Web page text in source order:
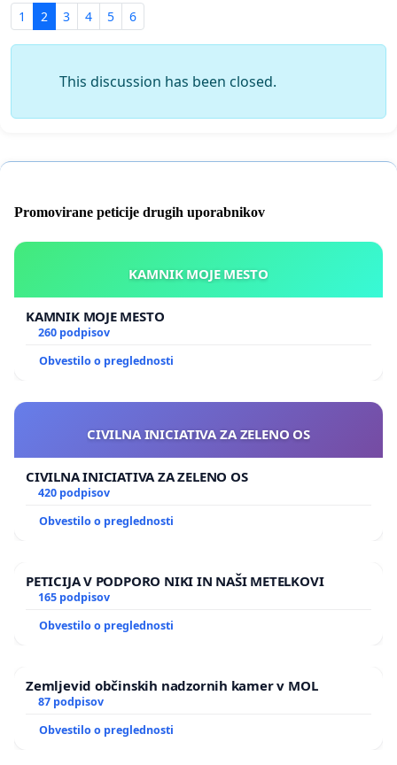
1 2 3 4 5 6
This discussion has been closed.
Promovirane peticije drugih uporabnikov
KAMNIK MOJE MESTO
KAMNIK MOJE MESTO
260 podpisov
Obvestilo o preglednosti
CIVILNA INICIATIVA ZA ZELENO OS
CIVILNA INICIATIVA ZA ZELENO OS
420 podpisov
Obvestilo o preglednosti
PETICIJA V PODPORO NIKI IN NAŠI METELKOVI
165 podpisov
Obvestilo o preglednosti
Zemljevid občinskih nadzornih kamer v MOL
87 podpisov
Obvestilo o preglednosti